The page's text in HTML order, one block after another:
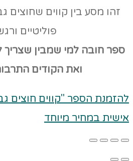
זהו מסע בין קווים שחוצים
פוליטיים
ספר חובה למי שמבין
ואת הקודים
להזמנת הספר "קווים חוצים
אישית במחיר מיוחד